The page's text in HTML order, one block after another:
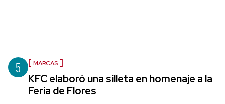
5 MARCAS
KFC elaboró una silleta en homenaje a la
Feria de Flores